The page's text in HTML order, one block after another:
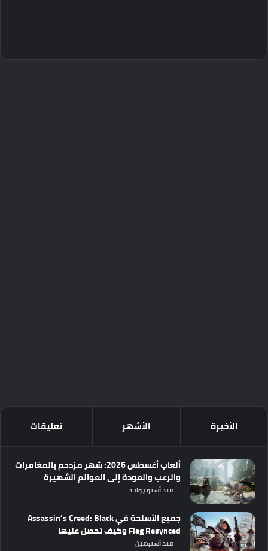
الأخيرة الأشهر تعليقات
ألعاب أغسطس 2026: شهر مزدحم بالمغامرات
والرعب والعودة إلى العوالم الشهيرة
منذ أسبوع واحد
جميع الأسلحة في Assassin’s Creed: Black
Flag Resynced وكيف تحصل عليها
منذ أسبوعين